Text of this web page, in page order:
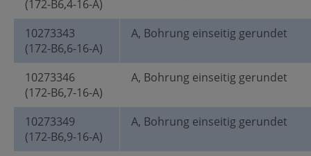
(172-B6,4-16-A)
10273343
(172-B6,6-16-A)
A, Bohrung einseitig gerundet
10273346
(172-B6,7-16-A)
A, Bohrung einseitig gerundet
10273349
(172-B6,9-16-A)
A, Bohrung einseitig gerundet